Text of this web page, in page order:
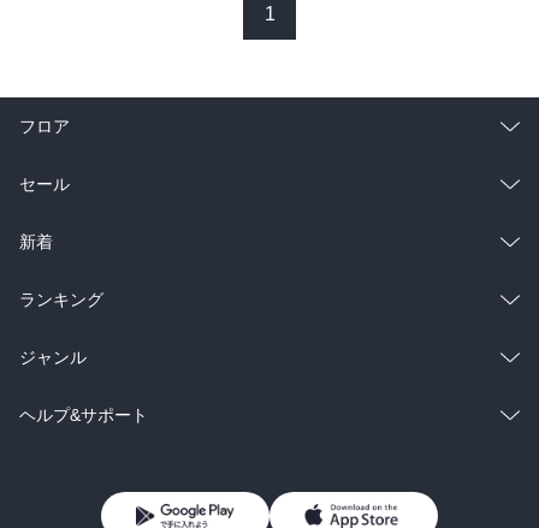
また、ラストまで一気に引き込まれる龍馬暗殺の謎解き。
も何でもないという。
たしかに、当時の資料、証言、状況証拠を駆使して解かれていく謎
にあって欲しい。そういう龍馬に対する敬意の念に発した「願望」
きれば謎は謎のままトンデモな論説でこれからもずっと歴史ロマン
1
フロア
総合
ラノベ
雑誌・グラビア
BL・TL
セール
総合
ラノベ
雑誌・グラビア
BL・TL
新着
総合
ラノベ
雑誌・グラビア
ランキング
総合
ラノベ
ジャンル
コミック
ライトノベル 男子向けラノベ
ヘルプ&サポート